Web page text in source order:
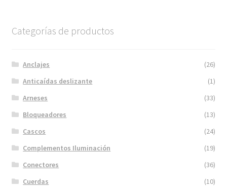
Categorías de productos
Anclajes
(26)
Anticaídas deslizante
(1)
Arneses
(33)
Bloqueadores
(13)
Cascos
(24)
Complementos Iluminación
(19)
Conectores
(36)
Cuerdas
(10)